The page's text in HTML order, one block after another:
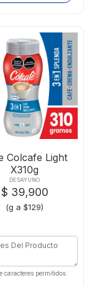
Colcafe Light
X310g
DESAYUNO
$ 39,900
(g a $129)
caracteres permitidos: